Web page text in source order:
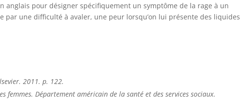
anglais pour désigner spécifiquement un symptôme de la rage à un
par une difficulté à avaler, une peur lorsqu’on lui présente des liquides
2011. p. 122.
femmes. Département américain de la santé et des services sociaux.